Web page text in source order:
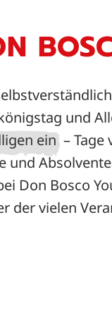
und
ein – Tage
und
Don Bosco
der vielen